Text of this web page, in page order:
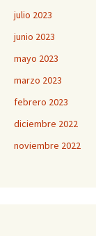
julio 2023
junio 2023
mayo 2023
marzo 2023
febrero 2023
diciembre 2022
noviembre 2022